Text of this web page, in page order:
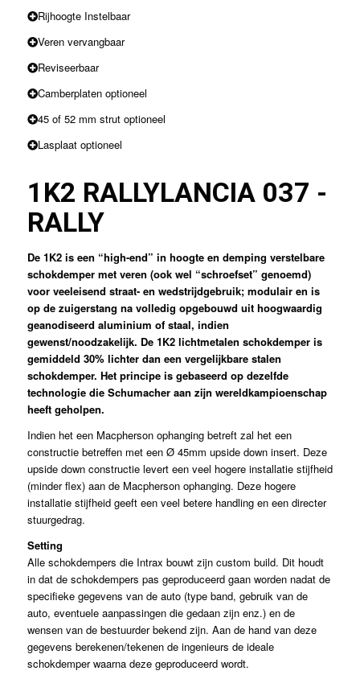
Rijhoogte Instelbaar
Veren vervangbaar
Reviseerbaar
Camberplaten optioneel
45 of 52 mm strut optioneel
Lasplaat optioneel
1K2 RALLYLANCIA 037 -
RALLY
De 1K2 is een “high-end” in hoogte en demping verstelbare
schokdemper met veren (ook wel “schroefset” genoemd)
voor veeleisend straat- en wedstrijdgebruik; modulair en is
op de zuigerstang na volledig opgebouwd uit hoogwaardig
geanodiseerd aluminium of staal, indien
gewenst/noodzakelijk. De 1K2 lichtmetalen schokdemper is
gemiddeld 30% lichter dan een vergelijkbare stalen
schokdemper. Het principe is gebaseerd op dezelfde
technologie die Schumacher aan zijn wereldkampioenschap
heeft geholpen.
Indien het een Macpherson ophanging betreft zal het een
constructie betreffen met een Ø 45mm upside down insert. Deze
upside down constructie levert een veel hogere installatie stijfheid
(minder flex) aan de Macpherson ophanging. Deze hogere
installatie stijfheid geeft een veel betere handling en een directer
stuurgedrag.
Setting
Alle schokdempers die Intrax bouwt zijn custom build. Dit houdt
in dat de schokdempers pas geproduceerd gaan worden nadat de
specifieke gegevens van de auto (type band, gebruik van de
auto, eventuele aanpassingen die gedaan zijn enz.) en de
wensen van de bestuurder bekend zijn. Aan de hand van deze
gegevens berekenen/tekenen de ingenieurs de ideale
schokdemper waarna deze geproduceerd wordt.